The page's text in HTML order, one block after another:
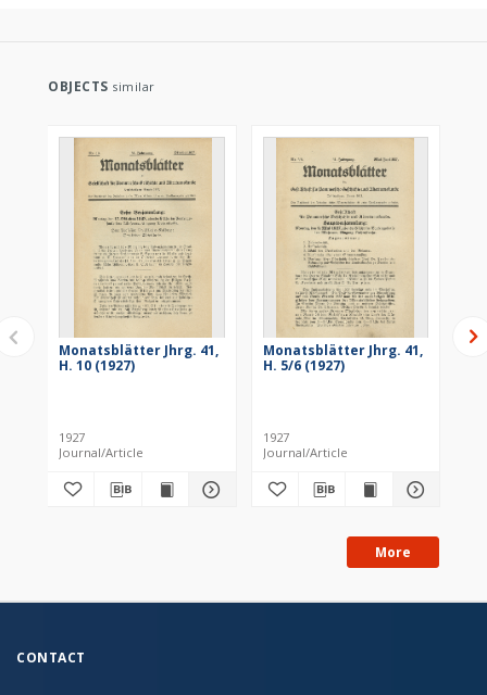
OBJECTS similar
Monatsblätter Jhrg. 41,
H. 10 (1927)
1927
Journal/Article
Monatsblätter Jhrg. 41,
H. 5/6 (1927)
1927
Journal/Article
More
CONTACT